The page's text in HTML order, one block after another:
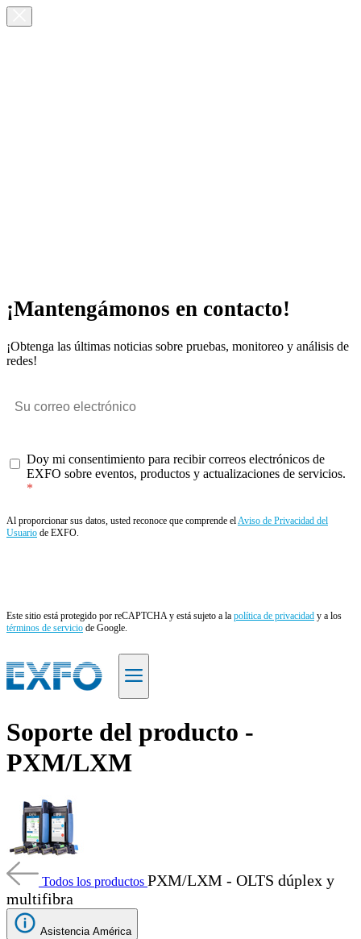
¡Mantengámonos en contacto!
¡Obtenga las últimas noticias sobre pruebas, monitoreo y análisis de
redes!
Doy mi consentimiento para recibir correos electrónicos de
EXFO sobre eventos, productos y actualizaciones de servicios.
Al proporcionar sus datos, usted reconoce que comprende elAviso de Privacidad del
Usuario de EXFO.
Este sitio está protegido por reCAPTCHA y está sujeto a la política de privacidad y a los
términos de servicio de Google.
ES
Productos
Soluciones
Servicios
Cómo
comprar
Recursos
Contacto
RegistrarseIniciar
sesión
Soporte del producto -
PXM/LXM
Todos los productos PXM/LXM - OLTS dúplex y
multifibra
Asistencia América